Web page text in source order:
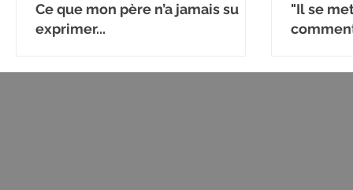
Ce que mon père n’a jamais su
exprimer...
"Il se